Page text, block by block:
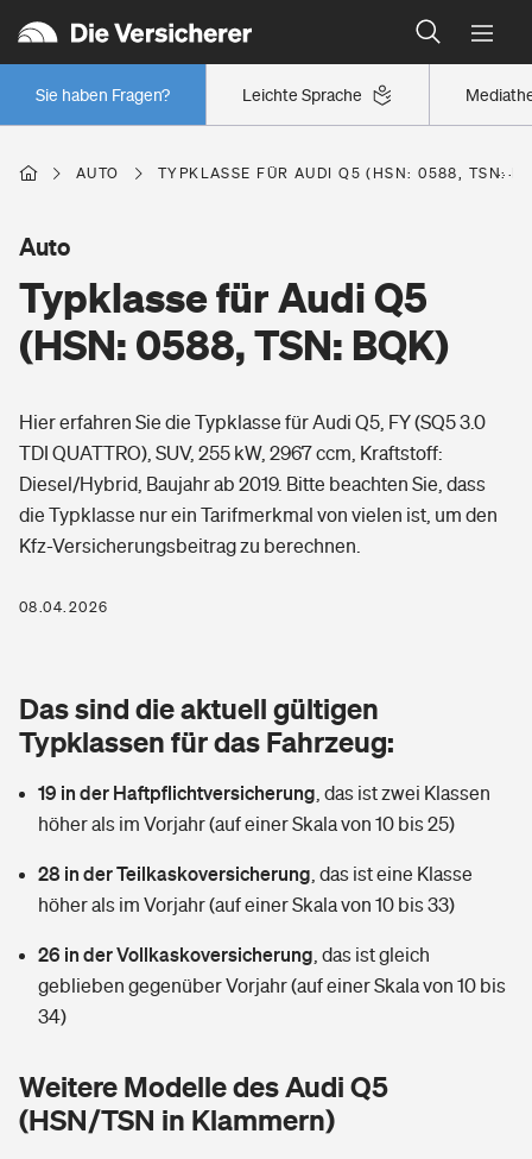
Leichte Sprache
Sie haben Fragen?
Wer versichert was: Jetzt Versicherer finden
Regionalklassen: So ist Ihre Region eingestuft
Wer versichert was: Jetzt Versicherer finden
Berufsunfähigkeitsversicherung
Erwerbsunfähigkeitsversicherung
Grundfähigkeitsversicherung
Arbeitsrechtsschutz
Berufshaftpflichtversicherung
Zur Übersicht
Tools
Wer versichert was: Jetzt Versicherer finden
Sie haben Fragen?
Wohnen
Elementarversicherung
Glasversicherung
Mietkautionsversicherung
Restkreditversicherung
Zur Übersicht
Hochwasser-Check: Wie gefährdet ist Ihr Haus?
Freizeit
Pri­vate Haft­pflicht­
Kinderunfall­ver­si­che­rung
Kinderinvalidität
Reiseversicherung
Pferdehalter-Haftpflicht
Private Cyberversicherung
Gesundheit
Private Krankenversicherung
Dread-Disease-Versicherung
Tierkrankenversicherung
Wer versichert was: Jetzt Versicherer finden
Sie haben Fragen?
Rentenrechner: Wie viel Geld bekomme ich im Alter?
AUTO TYPKLASSE FÜR AUDI Q5 (HSN: 0588, TSN:
Typklasse für Audi Q5
(HSN: 0588, TSN: BQK)
Auto
Hier erfahren Sie die Typklasse für Audi Q5, FY (SQ5 3.0
TDI QUATTRO), SUV, 255 kW, 2967 ccm, Kraftstoff:
Diesel/Hybrid, Baujahr ab 2019. Bitte beachten Sie, dass
die Typklasse nur ein Tarifmerkmal von vielen ist, um den
Kfz-Versicherungsbeitrag zu berechnen.
08.04.2026
Das sind die aktuell gültigen
Typklassen für das Fahrzeug:
19 in der Haftpflichtversicherung das ist zwei Klassen
höher als im Vorjahr (auf einer Skala von 10 bis 25)
28 in der Teilkaskoversicherung das ist eine Klasse
höher als im Vorjahr (auf einer Skala von 10 bis 33)
26 in der Vollkaskoversicherung das ist gleich
geblieben gegenüber Vorjahr (auf einer Skala von 10 bis
34)
Weitere Modelle des Audi Q5
(HSN/TSN in Klammern)